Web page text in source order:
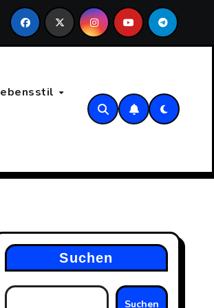
Die verschiedenen Arten von
Suchen
Suchen